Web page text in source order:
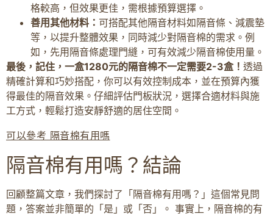
格較高，但效果更佳，需根據預算選擇。
善用其他材料： 可搭配其他隔音材料如隔音條、減震墊
等，以提升整體效果，同時減少對隔音棉的需求。例
如，先用隔音條處理門縫，可有效減少隔音棉使用量。
最後，記住，一盒1280元的隔音棉不一定需要2-3盒！ 透過
精確計算和巧妙搭配，你可以有效控制成本，並在預算內獲
得最佳的隔音效果。仔細評估門板狀況，選擇合適材料與施
工方式，輕鬆打造安靜舒適的居住空間。
可以參考 隔音棉有用嗎
隔音棉有用嗎？結論
回顧整篇文章，我們探討了「隔音棉有用嗎？」這個常見問
題，答案並非簡單的「是」或「否」。 事實上，隔音棉的有